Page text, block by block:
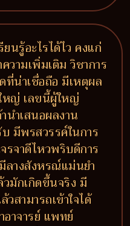
นรู้อะไรได้ไว คงแก่
วามเพิ่มเติม วิชาการ
ที่น่าเชื่อถือ มีเหตุผล
หญ่ เลขนี้ผู้ใหญ่
นำเสนอผลงาน
มีพรสวรรค์ในการ
รจาดีไหวพริบดีการ
างสังหรณ์แม่นยำ
มักเกิดขึ้นจริง มี
สามารถเข้าใจได้
อาจารย์ แพทย์